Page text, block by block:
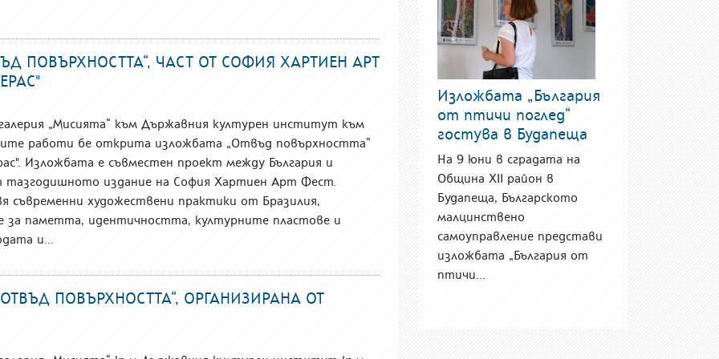
ПОВЪРХНОСТТА“, ЧАСТ ОТ СОФИЯ ХАРТИЕН АРТ
„Мисията“ към Държавния културен институт към
работи бе открита изложбата „Отвъд повърхността“
Изложбата е съвместен проект между България и
тазгодишното издание на София Хартиен Арт Фест.
съвременни художествени практики от Бразилия,
за паметта, идентичността, културните пластове и
и...
ПОВЪРХНОСТТА“, ОРГАНИЗИРАНА ОТ
Изложбата „България
от птичи поглед“
гостува в Будапеща
На 9 юни в сградата на
Община XII район в
Будапеща, Българското
малцинствено
самоуправление представи
изложбата „България от
птичи...